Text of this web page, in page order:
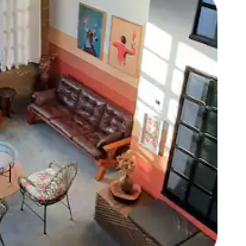
hóspedes